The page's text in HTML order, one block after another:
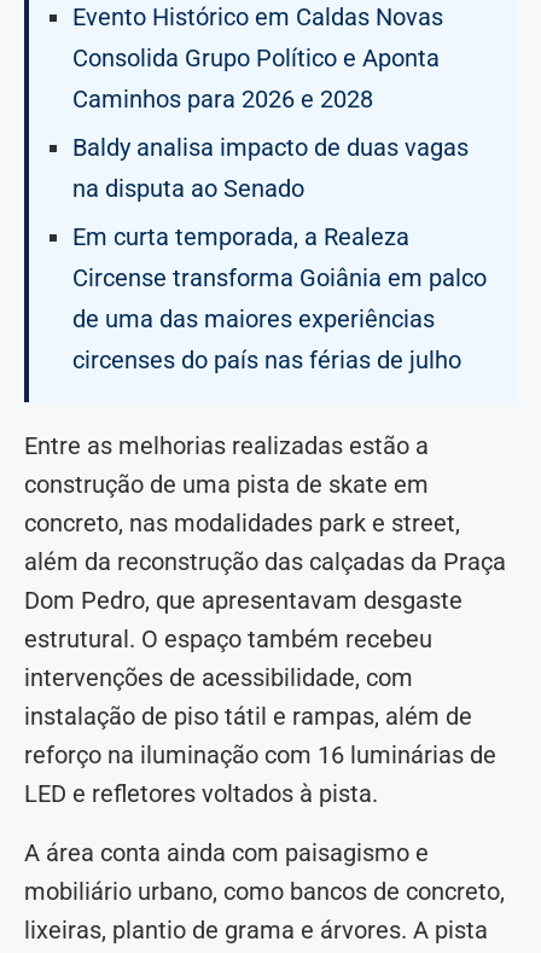
Evento Histórico em Caldas Novas
Consolida Grupo Político e Aponta
Caminhos para 2026 e 2028
Baldy analisa impacto de duas vagas
na disputa ao Senado
Em curta temporada, a Realeza
Circense transforma Goiânia em palco
de uma das maiores experiências
circenses do país nas férias de julho
Entre as melhorias realizadas estão a
construção de uma pista de skate em
concreto, nas modalidades park e street,
além da reconstrução das calçadas da Praça
Dom Pedro, que apresentavam desgaste
estrutural. O espaço também recebeu
intervenções de acessibilidade, com
instalação de piso tátil e rampas, além de
reforço na iluminação com 16 luminárias de
LED e refletores voltados à pista.
A área conta ainda com paisagismo e
mobiliário urbano, como bancos de concreto,
lixeiras, plantio de grama e árvores. A pista